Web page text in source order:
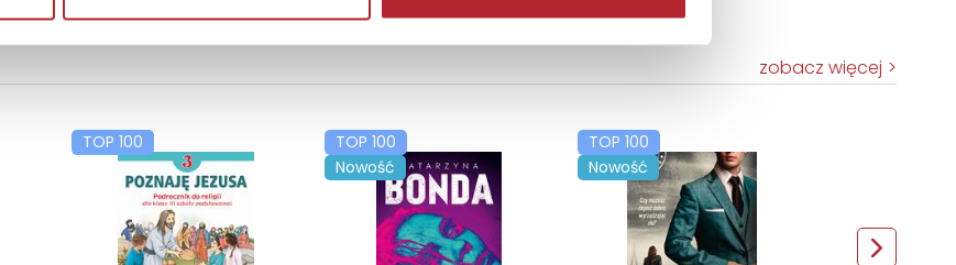
zobacz więcej
TOP 100
TOP 100
Nowość
TOP 100
Nowość